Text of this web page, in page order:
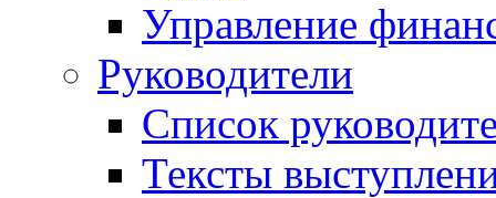
Управление
Руководители
Список
Тексты